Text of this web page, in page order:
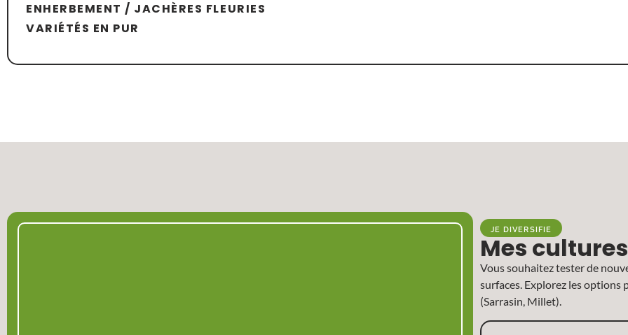
ENHERBEMENT / JACHÈRES FLEURIES
VARIÉTÉS EN PUR
JE DIVERSIFIE
Mes cultures
Vous souhaitez tester de
surfaces. Explorez les options
(Sarrasin, Millet).